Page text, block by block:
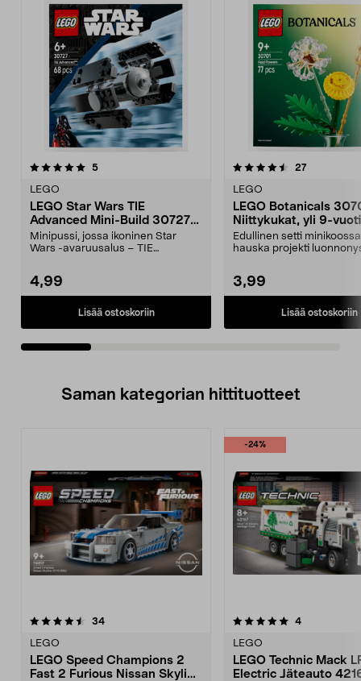
5arvostelut
LEGO
LEGO Star Wars TIE
Advanced Mini-Build 30727
Minipussi, 6+ vuotta
Minipussi, jossa ikoninen Star
Wars -avaruusalus – TIE
4,99
Lisää ostoskoriin
4.5viidestä
27arvostelut
LEGO
LEGO Botanicals
Niittykukat, yli 9-
Edullinen setti
hauska projekti
3,99
Lisää ostoskoriin
0.0 viidestä
Saman kategorian hittituotteet
34arvostelut
LEGO
LEGO Speed Champions 2
Fast 2 Furious Nissan Skyline
-24%
5.0 viidestä
4arvostelut
LEGO
LEGO Technic Mack
Electric Jäteauto
5.0 viidestä